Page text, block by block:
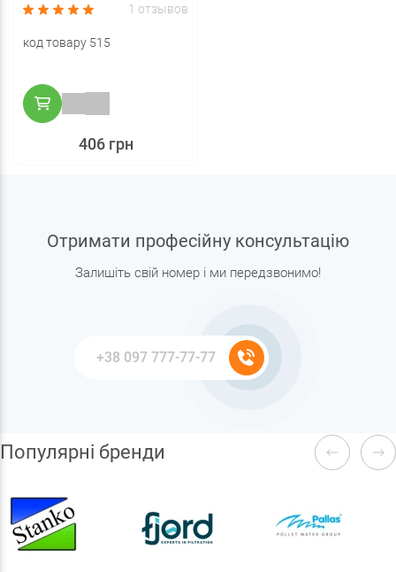
1 отзывов
код товару 515
406 грн
Отримати професійну консультацію
Залишіть свій номер і ми передзвонимо!
Популярні бренди